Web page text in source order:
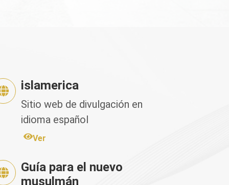
islamerica
Sitio web de divulgación en
idioma español
Ver
Guía para el nuevo
musulmán